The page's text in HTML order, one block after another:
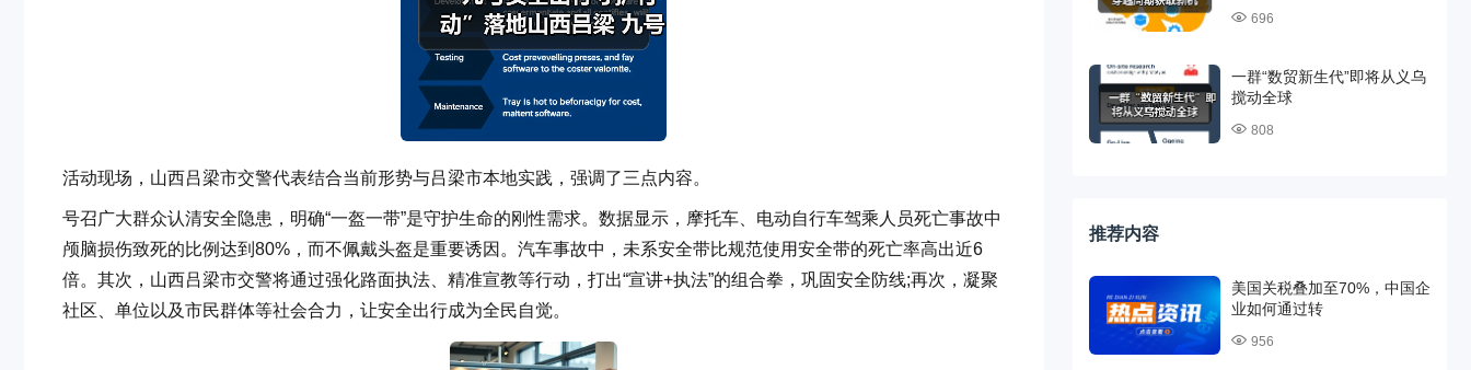
活动现场，山西吕梁市交警代表结合当前形势与吕梁市本地实践，强调了三点内容。
号召广大群众认清安全隐患，明确“一盔一带”是守护生命的刚性需求。数据显示，摩托车、电动自行车驾乘人员死亡事故中
颅脑损伤致死的比例达到80%，而不佩戴头盔是重要诱因。汽车事故中，未系安全带比规范使用安全带的死亡率高出近6
倍。其次，山西吕梁市交警将通过强化路面执法、精准宣教等行动，打出“宣讲+执法”的组合拳，巩固安全防线;再次，凝聚
社区、单位以及市民群体等社会合力，让安全出行成为全民自觉。
696
一群“数贸新生代”即将从义乌
搅动全球
808
推荐内容
美国关税叠加至70%，中国企
业如何通过转
956